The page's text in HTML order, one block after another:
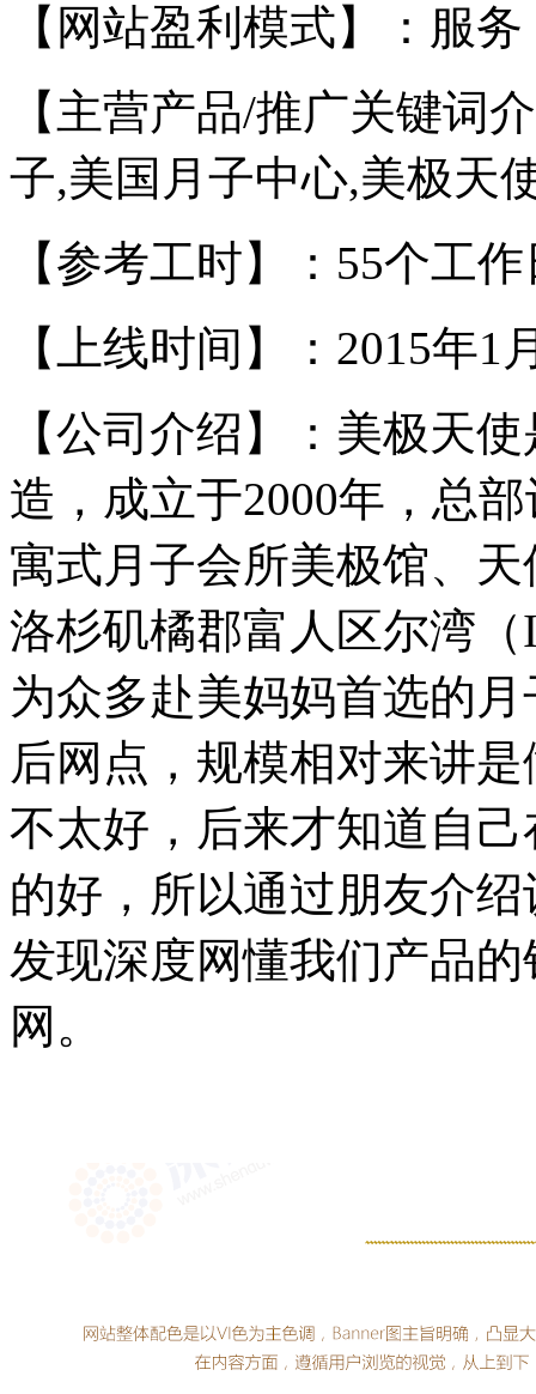
【网站盈利模式】：服务
【主营产品/推广关键词
子,美国月子中心,美极天
【参考工时】：55个工
【上线时间】：2015年1
【公司介绍】：美极天
造，成立于2000年，总
寓式月子会所美极馆、
洛杉矶橘郡富人区尔湾
为众多赴美妈妈首选的
后网点，规模相对来讲
不太好，后来才知道自
的好，所以通过朋友介
发现深度网懂我们产品
网。